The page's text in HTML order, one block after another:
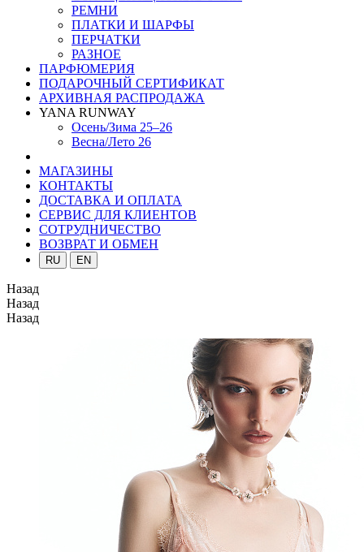
РЕМНИ
ПЛАТКИ И ШАРФЫ
ПЕРЧАТКИ
РАЗНОЕ
ПАРФЮМЕРИЯ
ПОДАРОЧНЫЙ СЕРТИФИКАТ
АРХИВНАЯ РАСПРОДАЖА
YANA RUNWAY
Осень/Зима 25–26
Весна/Лето 26
МАГАЗИНЫ
КОНТАКТЫ
ДОСТАВКА И ОПЛАТА
СЕРВИС ДЛЯ КЛИЕНТОВ
СОТРУДНИЧЕСТВО
ВОЗВРАТ И ОБМЕН
RU EN
Назад
Назад
Назад